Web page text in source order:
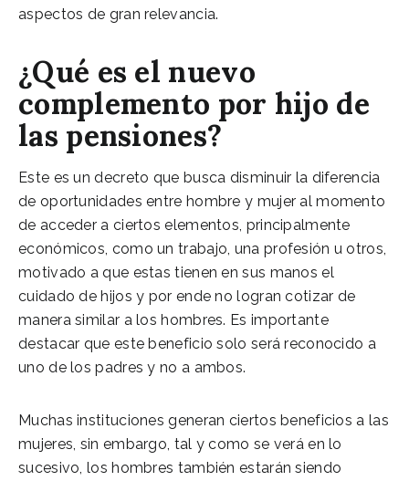
aspectos de gran relevancia.
¿Qué es el nuevo
complemento por hijo de
las pensiones?
Este es un decreto que busca disminuir la diferencia
de oportunidades entre hombre y mujer al momento
de acceder a ciertos elementos, principalmente
económicos, como un trabajo, una profesión u otros,
motivado a que estas tienen en sus manos el
cuidado de hijos y por ende no logran cotizar de
manera similar a los hombres. Es importante
destacar que este beneficio solo será reconocido a
uno de los padres y no a ambos.
Muchas instituciones generan ciertos beneficios a las
mujeres, sin embargo, tal y como se verá en lo
sucesivo, los hombres también estarán siendo